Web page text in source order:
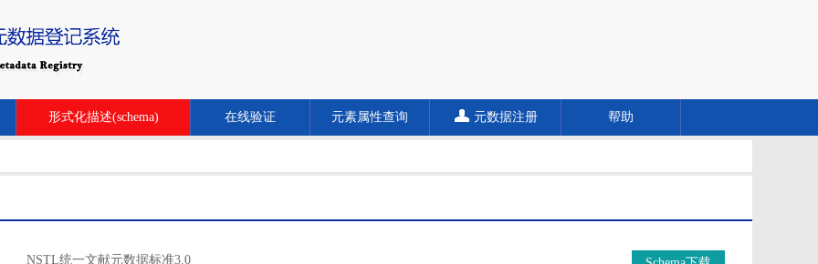
形式化描述(schema) 在线验证 元素属性查询 元数据注册 帮助
NSTL统一文献元数据标准3.0